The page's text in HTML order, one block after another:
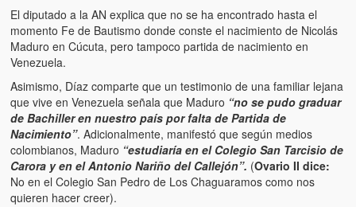
Cuentos
Videos
Chistes
El diputado a la AN explica que no se ha encontrado hasta el
momento Fe de Bautismo donde conste el nacimiento de Nicolás
Maduro en Cúcuta, pero tampoco partida de nacimiento en
Venezuela.
Asimismo, Díaz comparte que un testimonio de una familiar lejana
que vive en Venezuela señala que Maduro “no se pudo graduar
de Bachiller en nuestro país por falta de Partida de
Nacimiento”. Adicionalmente, manifestó que según medios
colombianos, Maduro “estudiaría en el Colegio San Tarcisio de
Carora y en el Antonio Nariño del Callejón”. (Ovario II dice:
No en el Colegio San Pedro de Los Chaguaramos como nos
quieren hacer creer).